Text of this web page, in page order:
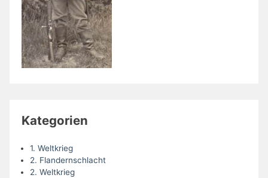
Kategorien
1. Weltkrieg
2. Flandernschlacht
2. Weltkrieg